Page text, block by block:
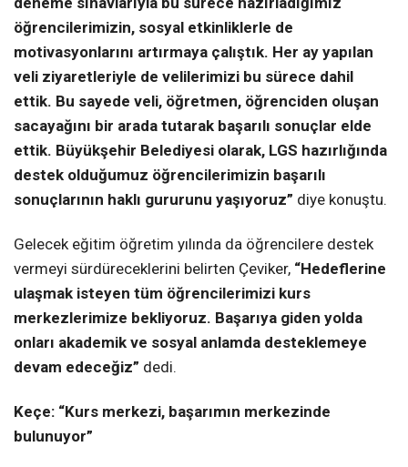
öğrencilerimizin, sosyal etkinliklerle de
motivasyonlarını artırmaya çalıştık. Her ay yapılan
veli ziyaretleriyle de velilerimizi bu sürece dahil
ettik. Bu sayede veli, öğretmen, öğrenciden oluşan
sacayağını bir arada tutarak başarılı sonuçlar elde
ettik. Büyükşehir Belediyesi olarak, LGS hazırlığında
destek olduğumuz öğrencilerimizin başarılı
sonuçlarının haklı gururunu yaşıyoruz” diye konuştu.
Gelecek eğitim öğretim yılında da öğrencilere destek
vermeyi sürdüreceklerini belirten Çeviker, “Hedeflerine
ulaşmak isteyen tüm öğrencilerimizi kurs
merkezlerimize bekliyoruz. Başarıya giden yolda
onları akademik ve sosyal anlamda desteklemeye
devam edeceğiz” dedi.
Keçe: “Kurs merkezi, başarımın merkezinde
bulunuyor”